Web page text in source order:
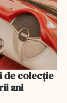
de colecție
ani